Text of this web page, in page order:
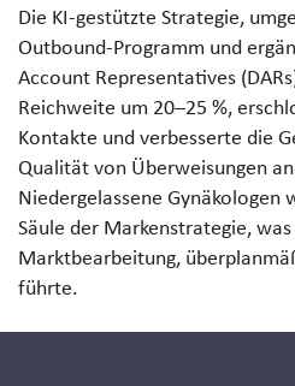
Die KI-gestützte Strategie,
Outbound-Programm und
Account Representatives
Reichweite um 20–25 %,
Kontakte und verbesserte die
Qualität von Überweisungen
Niedergelassene Gynäkologen
Säule der Markenstrategie,
Marktbearbeitung,
führte.